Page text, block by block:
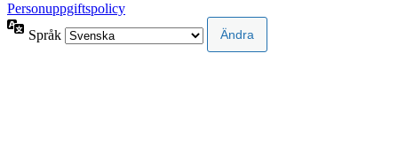
Personuppgiftspolicy
Språk